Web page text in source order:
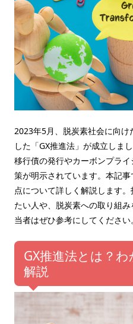
2023年5月、脱炭素社会に向
した「GX推進法」が成立しま
移行債の発行やカーボンプラ
策が明示されています。本記
点について詳しく解説します
たい人や、脱炭素への取り組
当者はぜひ参考にしてください。
GX推進法とは？
解説